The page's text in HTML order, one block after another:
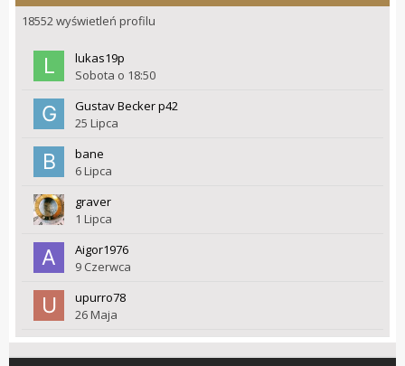
18552 wyświetleń profilu
lukas19p
Sobota o 18:50
Gustav Becker p42
25 Lipca
bane
6 Lipca
graver
1 Lipca
Aigor1976
9 Czerwca
upurro78
26 Maja